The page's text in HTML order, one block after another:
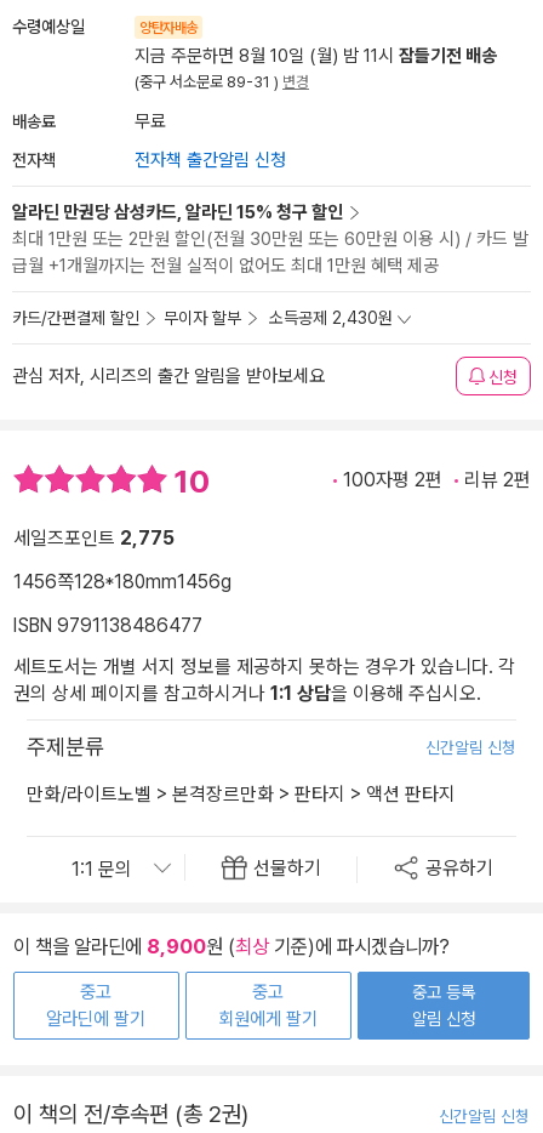
수령예상일 양탄자배송
지금 주문하면 8월 10일 (월) 밤 11시 잠들기전 배송
(중구 서소문로 89-31 ) 변경
배송료 무료
전자책 전자책 출간알림 신청
알라딘 만권당 삼성카드, 알라딘 15% 청구 할인
최대 1만원 또는 2만원 할인(전월 30만원 또는 60만원 이용 시) / 카드 발
급월 +1개월까지는 전월 실적이 없어도 최대 1만원 혜택 제공
카드/간편결제 할인 무이자 할부 소득공제 2,430원
관심 저자, 시리즈의 출간 알림을 받아보세요 신청
10 100자평 2편 리뷰 2편
세일즈포인트 2,775
1456쪽128*180mm1456g
ISBN 9791138486477
세트도서는 개별 서지 정보를 제공하지 못하는 경우가 있습니다. 각
권의 상세 페이지를 참고하시거나 1:1 상담을 이용해 주십시오.
주제분류 신간알림 신청
만화/라이트노벨 > 본격장르만화 > 판타지 > 액션 판타지
선물하기 공유하기
이 책을 알라딘에 8,900원 (최상기준)에 파시겠습니까?
중고
알라딘에 팔기
중고
회원에게 팔기
중고 등록
알림 신청
이 책의 전/후속편 (총 2권) 신간알림 신청